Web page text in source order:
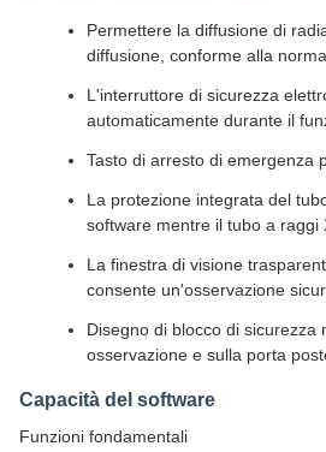
Permettere la diffusione di
diffusione, conforme alla
L'interruttore di sicurezza
automaticamente durante il
Tasto di arresto di emergenza
La protezione integrata del
software mentre il tubo a raggi
La finestra di visione
consente un'osservazione
Disegno di blocco di sicurezza
osservazione e sulla porta
Capacità del software
Funzioni fondamentali